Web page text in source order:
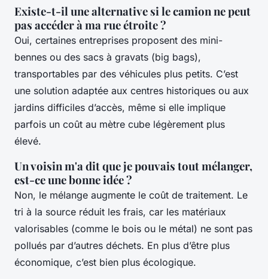
Existe-t-il une alternative si le camion ne peut
pas accéder à ma rue étroite ?
Oui, certaines entreprises proposent des mini-
bennes ou des sacs à gravats (big bags),
transportables par des véhicules plus petits. C’est
une solution adaptée aux centres historiques ou aux
jardins difficiles d’accès, même si elle implique
parfois un coût au mètre cube légèrement plus
élevé.
Un voisin m'a dit que je pouvais tout mélanger,
est-ce une bonne idée ?
Non, le mélange augmente le coût de traitement. Le
tri à la source réduit les frais, car les matériaux
valorisables (comme le bois ou le métal) ne sont pas
pollués par d’autres déchets. En plus d’être plus
économique, c’est bien plus écologique.